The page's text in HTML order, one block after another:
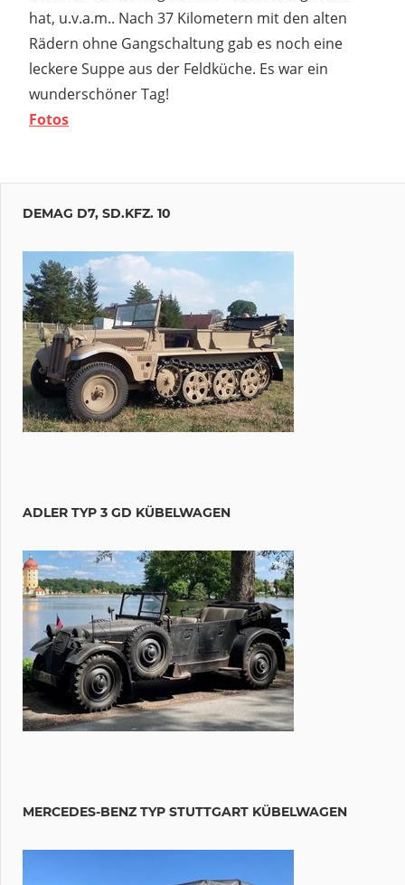
hat, u.v.a.m.. Nach 37 Kilometern mit den alten
Rädern ohne Gangschaltung gab es noch eine
leckere Suppe aus der Feldküche. Es war ein
wunderschöner Tag!
Fotos
Beitragsnavigation
Vorheriger
Beitrag:
Zeitzeugenvortrag
DEMAG D7, SD.KFZ. 10
ADLER TYP 3 GD KÜBELWAGEN
MERCEDES-BENZ TYP STUTTGART KÜBELWAGEN